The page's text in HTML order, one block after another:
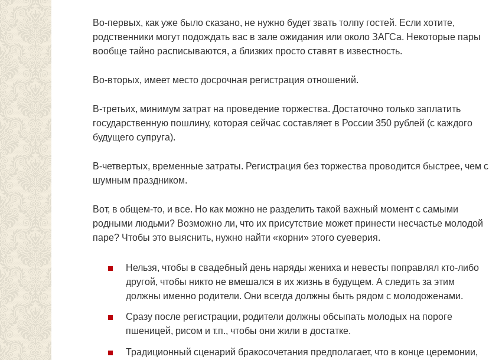
Во-первых, как уже было сказано, не нужно будет звать толпу гостей. Если хотите,
родственники могут подождать вас в зале ожидания или около ЗАГСа. Некоторые пары
вообще тайно расписываются, а близких просто ставят в известность.
Во-вторых, имеет место досрочная регистрация отношений.
В-третьих, минимум затрат на проведение торжества. Достаточно только заплатить
государственную пошлину, которая сейчас составляет в России 350 рублей (с каждого
будущего супруга).
В-четвертых, временные затраты. Регистрация без торжества проводится быстрее, чем с
шумным праздником.
Вот, в общем-то, и все. Но как можно не разделить такой важный момент с самыми
родными людьми? Возможно ли, что их присутствие может принести несчастье молодой
паре? Чтобы это выяснить, нужно найти «корни» этого суеверия.
Нельзя, чтобы в свадебный день наряды жениха и невесты поправлял кто-либо
другой, чтобы никто не вмешался в их жизнь в будущем. А следить за этим
должны именно родители. Они всегда должны быть рядом с молодоженами.
Сразу после регистрации, родители должны обсыпать молодых на пороге
пшеницей, рисом и т.п., чтобы они жили в достатке.
Традиционный сценарий бракосочетания предполагает, что в конце церемонии,